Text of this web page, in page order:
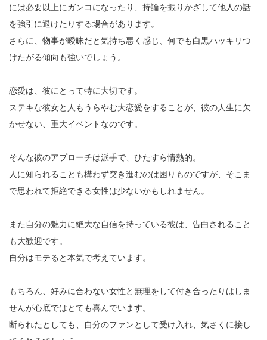
には必要以上にガンコになったり、持論を振りかざして他人の話
を強引に退けたりする場合があります。
さらに、物事が曖昧だと気持ち悪く感じ、何でも白黒ハッキリつ
けたがる傾向も強いでしょう。
恋愛は、彼にとって特に大切です。
ステキな彼女と人もうらやむ大恋愛をすることが、彼の人生に欠
かせない、重大イベントなのです。
そんな彼のアプローチは派手で、ひたすら情熱的。
人に知られることも構わず突き進むのは困りものですが、そこま
で思われて拒絶できる女性は少ないかもしれません。
また自分の魅力に絶大な自信を持っている彼は、告白されること
も大歓迎です。
自分はモテると本気で考えています。
もちろん、好みに合わない女性と無理をして付き合ったりはしま
せんが心底ではとても喜んでいます。
断られたとしても、自分のファンとして受け入れ、気さくに接し